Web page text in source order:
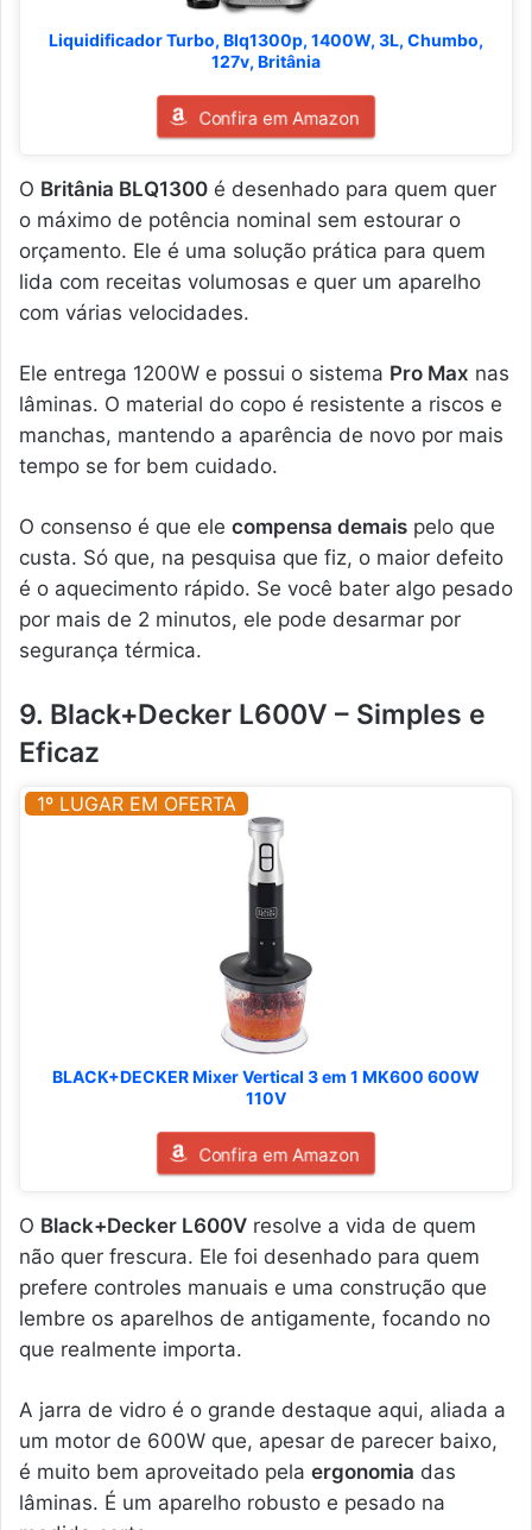
Liquidificador Turbo, Blq1300p, 1400W, 3L, Chumbo,
127v, Britânia
Confira em Amazon
O Britânia BLQ1300 é desenhado para quem quer
o máximo de potência nominal sem estourar o
orçamento. Ele é uma solução prática para quem
lida com receitas volumosas e quer um aparelho
com várias velocidades.
Ele entrega 1200W e possui o sistema Pro Max nas
lâminas. O material do copo é resistente a riscos e
manchas, mantendo a aparência de novo por mais
tempo se for bem cuidado.
O consenso é que ele compensa demais pelo que
custa. Só que, na pesquisa que fiz, o maior defeito
é o aquecimento rápido. Se você bater algo pesado
por mais de 2 minutos, ele pode desarmar por
segurança térmica.
9. Black+Decker L600V – Simples e
Eficaz
1º LUGAR EM OFERTA
BLACK+DECKER Mixer Vertical 3 em 1 MK600 600W
110V
Confira em Amazon
O Black+Decker L600V resolve a vida de quem
não quer frescura. Ele foi desenhado para quem
prefere controles manuais e uma construção que
lembre os aparelhos de antigamente, focando no
que realmente importa.
A jarra de vidro é o grande destaque aqui, aliada a
um motor de 600W que, apesar de parecer baixo,
é muito bem aproveitado pela ergonomia das
lâminas. É um aparelho robusto e pesado na